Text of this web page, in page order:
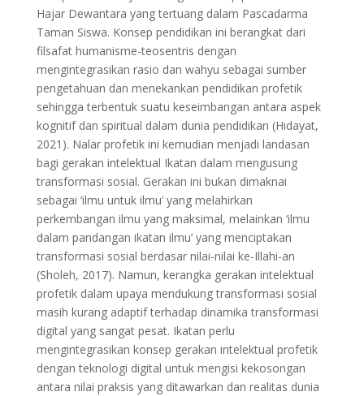
Hajar Dewantara yang tertuang dalam Pascadarma
Taman Siswa. Konsep pendidikan ini berangkat dari
filsafat humanisme-teosentris dengan
mengintegrasikan rasio dan wahyu sebagai sumber
pengetahuan dan menekankan pendidikan profetik
sehingga terbentuk suatu keseimbangan antara aspek
kognitif dan spiritual dalam dunia pendidikan (Hidayat,
2021). Nalar profetik ini kemudian menjadi landasan
bagi gerakan intelektual Ikatan dalam mengusung
transformasi sosial. Gerakan ini bukan dimaknai
sebagai ‘ilmu untuk ilmu’ yang melahirkan
perkembangan ilmu yang maksimal, melainkan ‘ilmu
dalam pandangan ikatan ilmu’ yang menciptakan
transformasi sosial berdasar nilai-nilai ke-Illahi-an
(Sholeh, 2017). Namun, kerangka gerakan intelektual
profetik dalam upaya mendukung transformasi sosial
masih kurang adaptif terhadap dinamika transformasi
digital yang sangat pesat. Ikatan perlu
mengintegrasikan konsep gerakan intelektual profetik
dengan teknologi digital untuk mengisi kekosongan
antara nilai praksis yang ditawarkan dan realitas dunia